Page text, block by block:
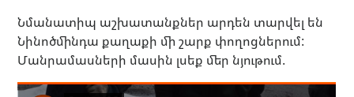
Նմանատիպ աշխատանքներ արդեն տարվել են
Նինոծմինդա քաղաքի մի շարք փողոցներում:
Մանրամասների մասին լսեք մեր նյութում.